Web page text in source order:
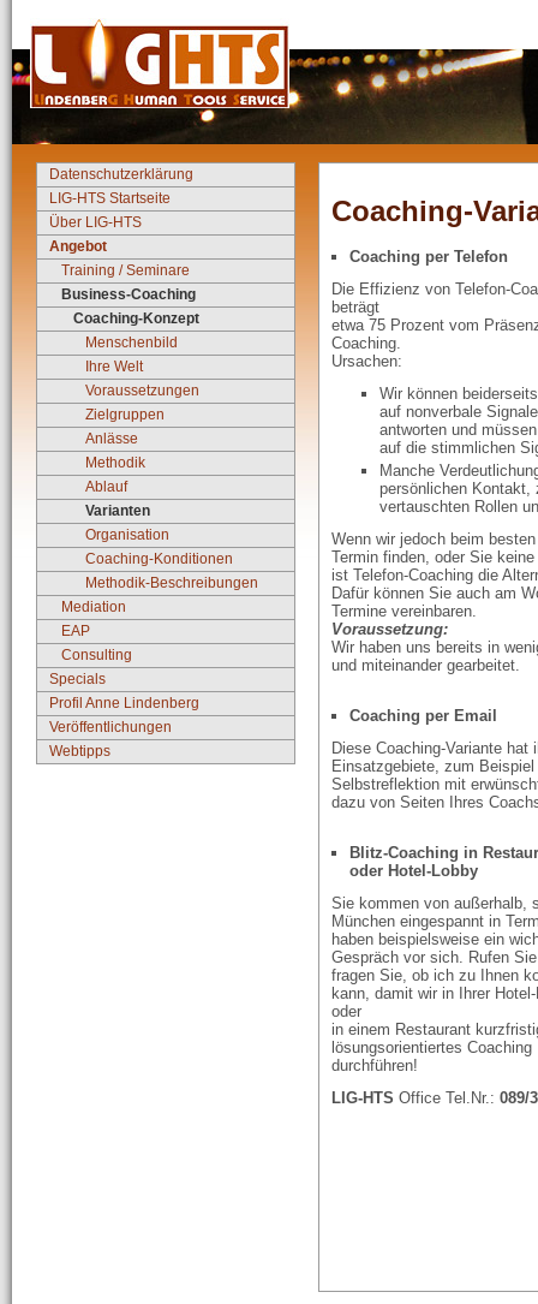
Datenschutzerklärung
LIG-HTS Startseite
Über LIG-HTS
Angebot
Training / Seminare
Business-Coaching
Coaching-Konzept
Menschenbild
Ihre Welt
Voraussetzungen
Zielgruppen
Anlässe
Methodik
Ablauf
Varianten
Organisation
Coaching-Konditionen
Methodik-Beschreibungen
Mediation
EAP
Consulting
Specials
Profil Anne Lindenberg
Veröffentlichungen
Webtipps
Coaching-
Coaching per Telefon
Die Effizienz von Telefon-
beträgt
etwa 75 Prozent vom
Coaching.
Ursachen:
Wir können
auf nonverbale Signale
antworten und
auf die stimmlichen
Manche
persönlichen Kontakt,
vertauschten Rollen
Wenn wir jedoch beim
Termin finden, oder Sie
ist Telefon-Coaching die
Dafür können Sie auch am
Termine vereinbaren.
Voraussetzung:
Wir haben uns bereits in
und miteinander gearbeitet.
Coaching per Email
Diese Coaching-Variante hat
Einsatzgebiete, zum
Selbstreflektion mit
dazu von Seiten Ihres
Blitz-Coaching in
oder Hotel-Lobby
Sie kommen von außerhalb,
München eingespannt in
haben beispielsweise ein
Gespräch vor sich. Rufen
fragen Sie, ob ich zu Ihnen
kann, damit wir in Ihrer
oder
in einem Restaurant
lösungsorientiertes Coaching
durchführen!
LIG-HTS Office Tel.Nr.: 089/